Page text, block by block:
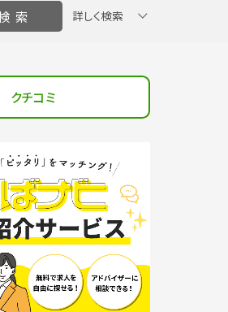
詳しく検索
クチコミ